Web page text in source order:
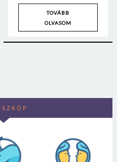
TOVÁBB
OLVASOM